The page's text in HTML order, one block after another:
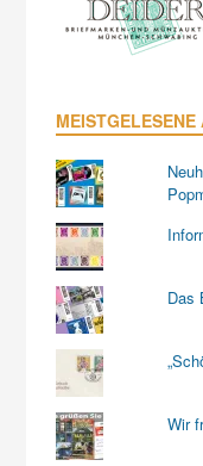
Das
Wir